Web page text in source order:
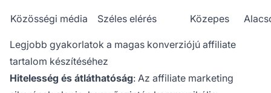
Közösségi média Széles elérés Közepes
Legjobb gyakorlatok a magas konverziójú affiliate
tartalom készítéséhez
Hitelesség és átláthatóság: Az affiliate marketing